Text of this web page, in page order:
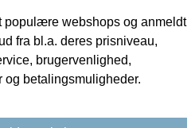
populære webshops og anmeldt
fra bl.a. deres prisniveau,
brugervenlighed,
og betalingsmuligheder.